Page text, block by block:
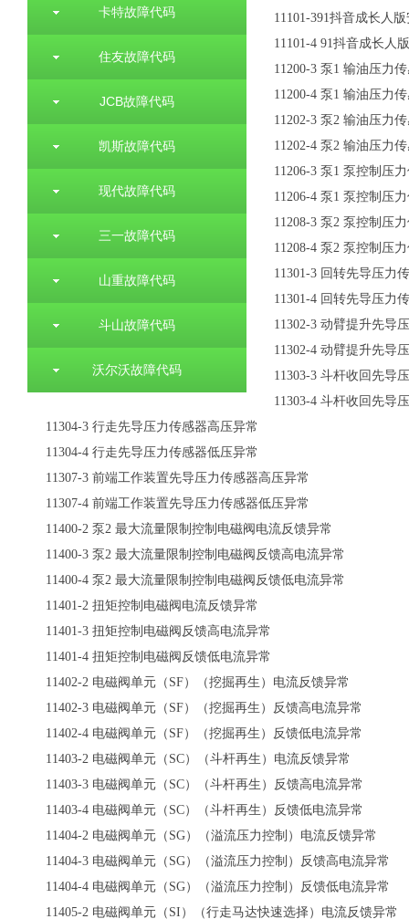
卡特故障代码
住友故障代码
JCB故障代码
凯斯故障代码
现代故障代码
三一故障代码
山重故障代码
斗山故障代码
沃尔沃故障代码
11101-391抖音成长人
11101-4 91抖音成长人
11200-3 泵 1 输油压力
11200-4 泵 1 输油压力
11202-3 泵2 输油压力
11202-4 泵2 输油压力
11206-3 泵 1 泵控制压
11206-4 泵 1 泵控制压
11208-3 泵2 泵控制压
11208-4 泵2 泵控制压
11301-3 回转先导压力
11301-4 回转先导压力
11302-3 动臂提升先导
11302-4 动臂提升先导
11303-3 斗杆收回先导
11303-4 斗杆收回先导
11304-3 行走先导压力传感器高压异常
11304-4 行走先导压力传感器低压异常
11307-3 前端工作装置先导压力传感器高压异常
11307-4 前端工作装置先导压力传感器低压异常
11400-2 泵2 最大流量限制控制电磁阀电流反馈异常
11400-3 泵2 最大流量限制控制电磁阀反馈高电流异常
11400-4 泵2 最大流量限制控制电磁阀反馈低电流异常
11401-2 扭矩控制电磁阀电流反馈异常
11401-3 扭矩控制电磁阀反馈高电流异常
11401-4 扭矩控制电磁阀反馈低电流异常
11402-2 电磁阀单元（ SF）（挖掘再生）电流反馈异常
11402-3 电磁阀单元（ SF）（挖掘再生）反馈高电流异常
11402-4 电磁阀单元（ SF）（挖掘再生）反馈低电流异常
11403-2 电磁阀单元（ SC）（斗杆再生）电流反馈异常
11403-3 电磁阀单元（ SC）（斗杆再生）反馈高电流异常
11403-4 电磁阀单元（ SC）（斗杆再生）反馈低电流异常
11404-2 电磁阀单元（ SG）（溢流压力控制）电流反馈异常
11404-3 电磁阀单元（ SG）（溢流压力控制）反馈高电流异常
11404-4 电磁阀单元（ SG）（溢流压力控制）反馈低电流异常
11405-2 电磁阀单元（ SI ）（行走马达快速选择）电流反馈异常